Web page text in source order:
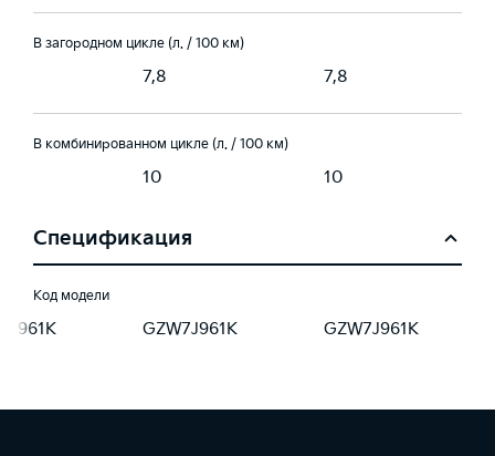
В загородном цикле (л. / 100 км)
7,8 7,8
В комбинированном цикле (л. / 100 км)
10 10
Спецификация
Код модели
GZW7J961K GZW7J961K